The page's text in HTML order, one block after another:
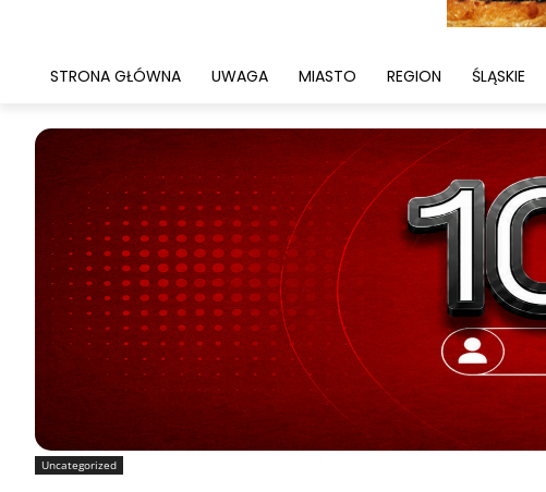
STRONA GŁÓWNA UWAGA MIASTO REGION ŚLĄSKIE
Uncategorized